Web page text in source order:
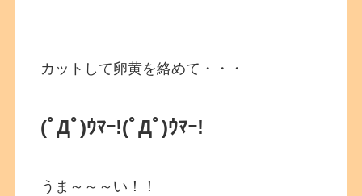
カットして卵黄を絡めて・・・
(ﾟДﾟ)ｳﾏｰ!(ﾟДﾟ)ｳﾏｰ!
うま～～～い！！